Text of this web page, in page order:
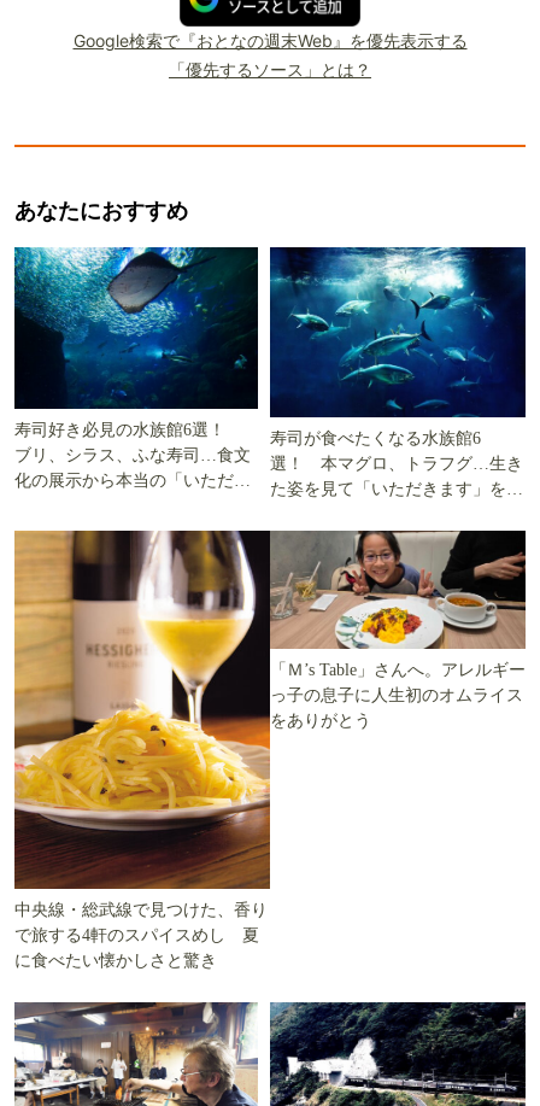
Google検索で『おとなの週末Web』を優先表示する
「優先するソース」とは？
あなたにおすすめ
寿司好き必見の水族館6選！
ブリ、シラス、ふな寿司…食文
化の展示から本当の「いただき
寿司が食べたくなる水族館6
選！ 本マグロ、トラフグ…生き
た姿を見て「いただきます」を考
中央線・総武線で見つけた、香り
で旅する4軒のスパイスめし 夏
に食べたい懐かしさと驚き
「Ｍ’s Table」さんへ。アレルギー
っ子の息子に人生初のオムライス
をありがとう